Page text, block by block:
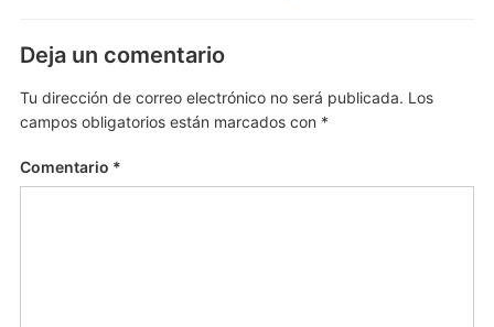
Deja un comentario
Tu dirección de correo electrónico no será publicada. Los
campos obligatorios están marcados con *
Comentario *